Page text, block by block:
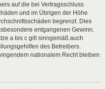
auf die bei Vertragsschluss
und im Übrigen der Höhe
begrenzt. Dies
entgangenen Gewinn.
a bis c gilt sinngemäß auch
des Betreibers.
nationalem Recht bleiben